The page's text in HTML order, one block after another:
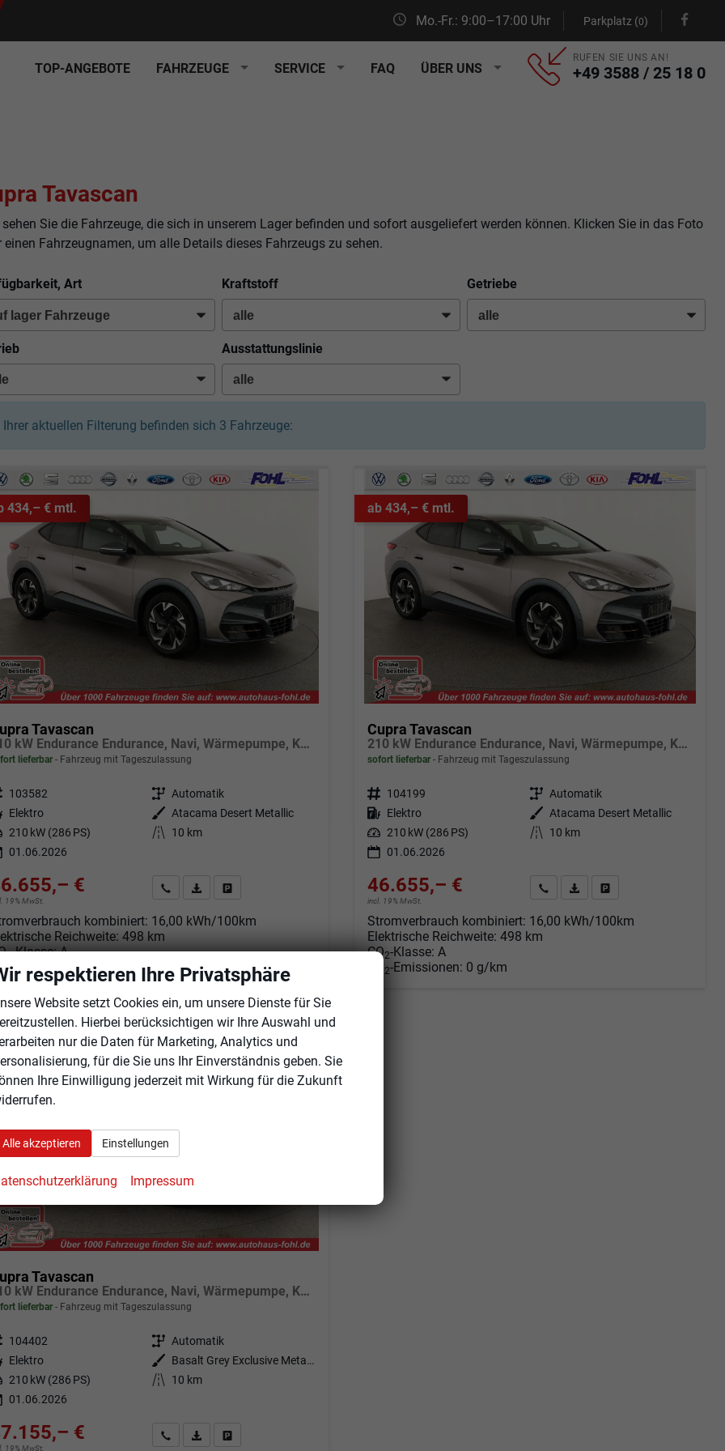
Mo.-Fr.: 9:00–17:00 Uhr Parkplatz (0)
TOP-ANGEBOTE FAHRZEUGE SERVICE FAQ ÜBER UNS
RUFEN SIE UNS AN!
+49 3588 / 25 18 0
Tavascan
sehen Sie die Fahrzeuge, die sich in unserem Lager befinden und sofort ausgeliefert werden können. Klicken Sie in das Foto
einen Fahrzeugnamen, um alle Details dieses Fahrzeugs zu sehen.
Art Kraftstoff Getriebe
Ausstattungslinie
Ihrer aktuellen Filterung befinden sich 3 Fahrzeuge:
434,– € mtl.
Tavascan
210 kW Endurance Endurance, Navi, Wärmepumpe, Kamera, el. Klappe, 19-Zoll, 3 J.-Garantie
lieferbar Fahrzeug mit Tageszulassung
103582 Getriebe Automatik
Elektro Außenfarbe Atacama Desert Metallic
210 kW (286 PS) Kilometerstand
10 km
01.06.2026
€
19% MwSt.
Angebot anfordern
Fahrzeugexpose (PDF)
kombiniert: 16,00 kWh/100km
Reichweite: 498 km
2-Klasse: A
2-Emissionen:0 g/km
ab 434,– € mtl.
Cupra Tavascan
210 kW Endurance Endurance, Navi, Wärmepumpe, Kamera, el. Klappe, 19-Zoll, 3 J.-Garantie
sofort lieferbar Fahrzeug mit Tageszulassung
Fahrzeugnr. 104199 Getriebe Automatik
Kraftstoff Elektro Außenfarbe Atacama Desert Metallic
Leistung 210 kW (286 PS) Kilometerstand
10 km
01.06.2026
46.655,– €
incl. 19% MwSt.
Angebot anfordern
Fahrzeugexpose (PDF)
Fahrzeug parken
Stromverbrauch kombiniert: 16,00 kWh/100km
Elektrische Reichweite: 498 km
CO2-Klasse: A
2-Emissionen: 0 g/km
439,– € mtl.
Tavascan
210 kW Endurance Endurance, Navi, Wärmepumpe, Kamera, el. Klappe, 19-Zoll, 3 J.-Garantie
lieferbar Fahrzeug mit Tageszulassung
104402 Getriebe Automatik
Elektro Außenfarbe
Basalt Grey Exclusive Metallic
210 kW (286 PS) Kilometerstand
10 km
01.06.2026
€
19% MwSt.
Angebot anfordern
Fahrzeugexpose (PDF)
respektieren Ihre Privatsphäre
Website setzt Cookies ein, um unsere Dienste für Sie
Hierbei berücksichtigen wir Ihre Auswahl und
nur die Daten für Marketing, Analytics und
für die Sie uns Ihr Einverständnis geben. Sie
Ihre Einwilligung jederzeit mit Wirkung für die Zukunft
Alle akzeptieren Einstellungen
Impressum